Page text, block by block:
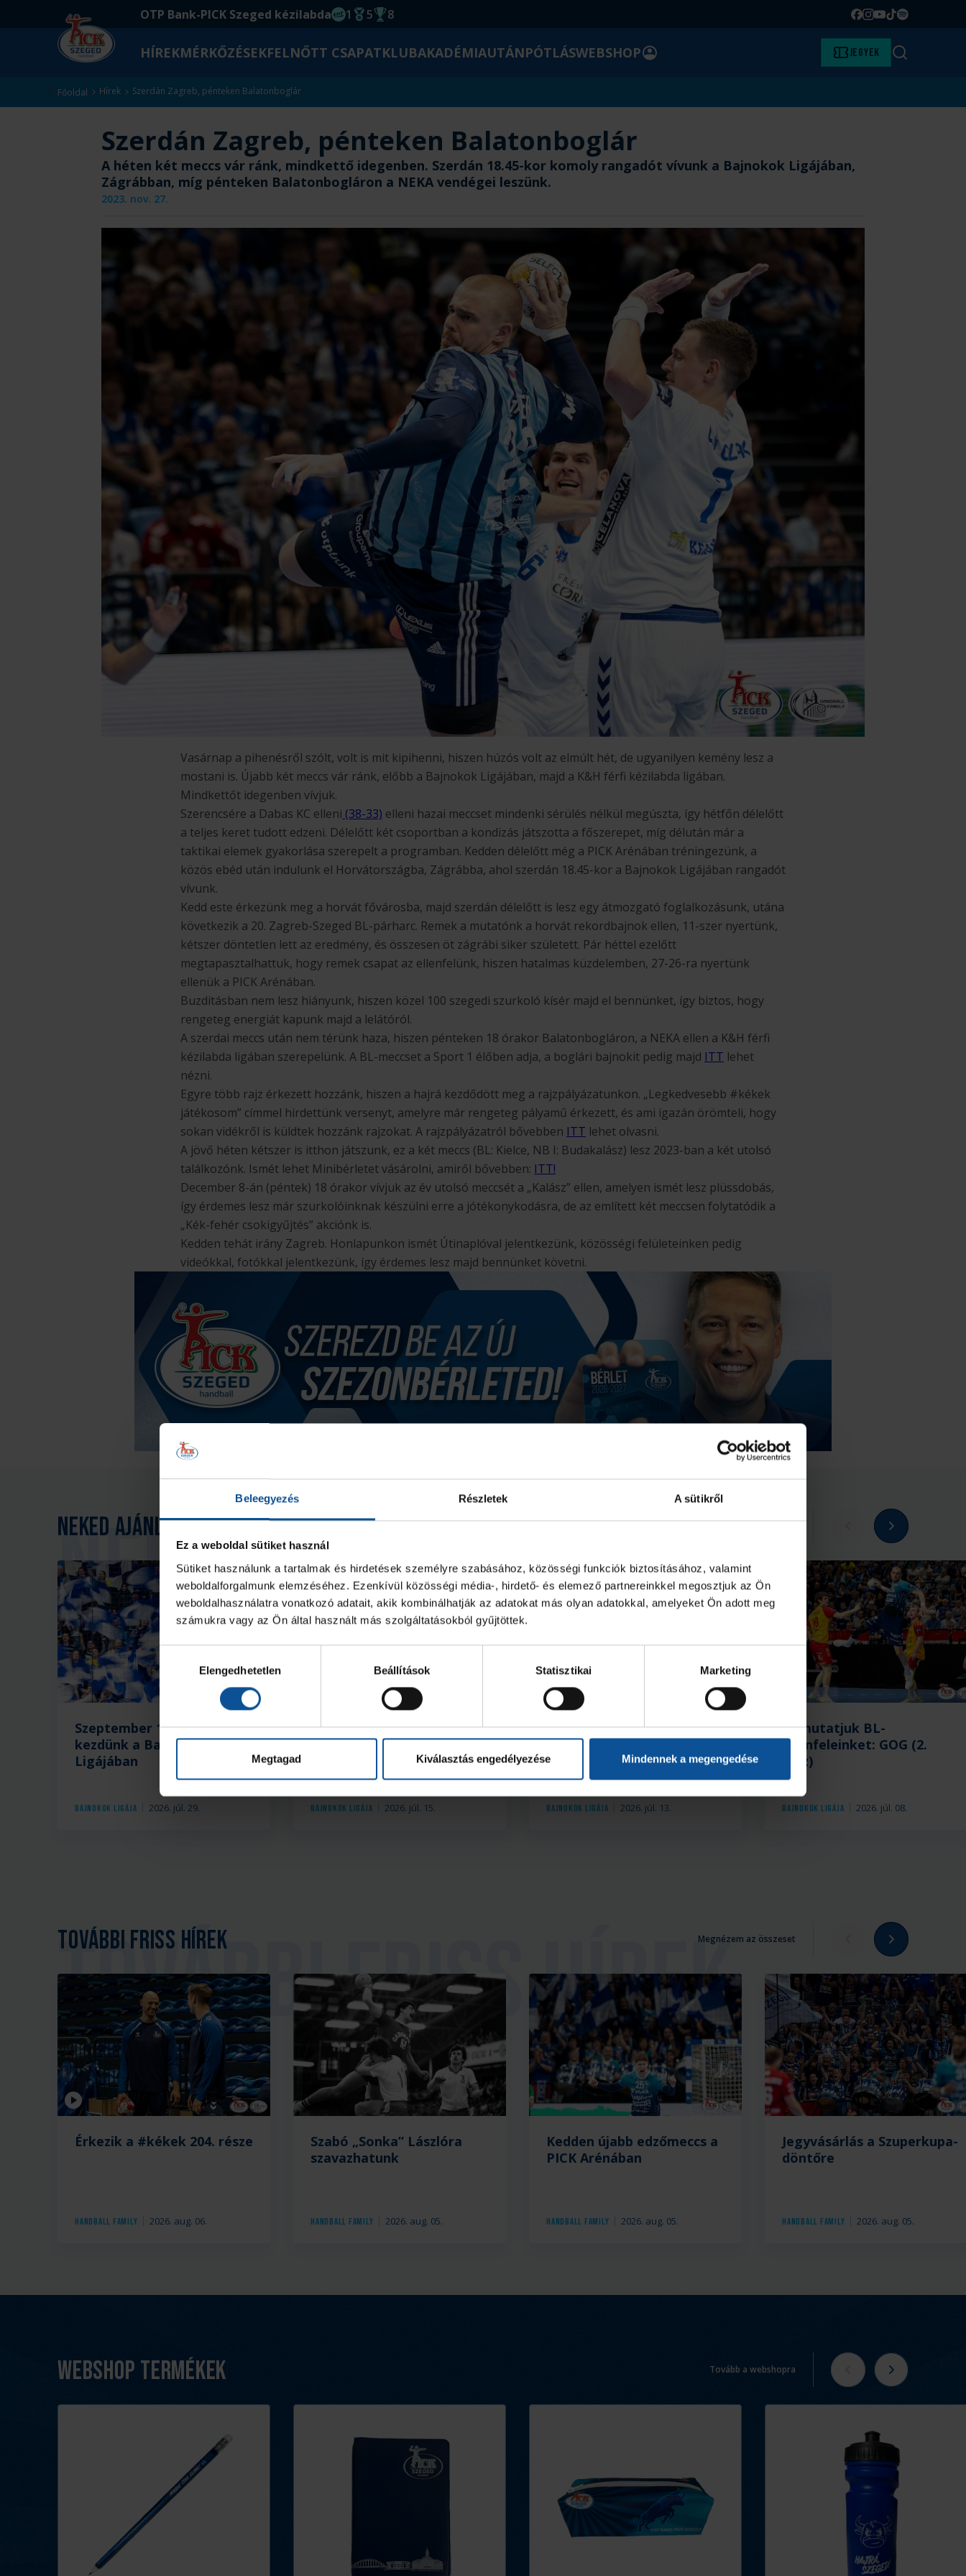
Beleegyezés Részletek A sütikről
Ez a weboldal sütiket használ
Sütiket használunk a tartalmak és hirdetések személyre szabásához, közösségi funkciók biztosításához, valamint
weboldalforgalmunk elemzéséhez. Ezenkívül közösségi média-, hirdető- és elemező partnereinkkel megosztjuk az Ön
weboldalhasználatra vonatkozó adatait, akik kombinálhatják az adatokat más olyan adatokkal, amelyeket Ön adott meg
számukra vagy az Ön által használt más szolgáltatásokból gyűjtöttek.
kiválasztásaElengedhetetlen Beállítások Statisztikai Marketing
Megtagad Kiválasztás engedélyezése Mindennek a megengedése
OTP Bank-PICK Szeged kézilabda
EHF kupagyőzelem 2014
1
Magyar Bajnoki cím
5
Magyar-Kupa győzelem
8 Facebook
Instagram
YouTube
TikTok
Spotify
HÍREKMÉRKŐZÉSEKFELNŐTT CSAPATKLUBAKADÉMIAUTÁNPÓTLÁSWEBSHOPBELÉPÉS Jegyek Keresés
Főoldal Hírek Szerdán Zagreb, pénteken Balatonboglár
Szerdán Zagreb, pénteken Balatonboglár
A héten két meccs vár ránk, mindkettő idegenben. Szerdán 18.45-kor komoly rangadót vívunk a Bajnokok Ligájában,
Zágrábban, míg pénteken Balatonbogláron a NEKA vendégei leszünk.
2023. nov. 27.
Vasárnap a pihenésről szólt, volt is mit kipihenni, hiszen húzós volt az elmúlt hét, de ugyanilyen kemény lesz a
mostani is. Újabb két meccs vár ránk, előbb a Bajnokok Ligájában, majd a K&H férfi kézilabda ligában.
Mindkettőt idegenben vívjuk.
Szerencsére a Dabas KC elleni (38-33) elleni hazai meccset mindenki sérülés nélkül megúszta, így hétfőn délelőtt
a teljes keret tudott edzeni. Délelőtt két csoportban a kondizás játszotta a főszerepet, míg délután már a
taktikai elemek gyakorlása szerepelt a programban. Kedden délelőtt még a PICK Arénában tréningezünk, a
közös ebéd után indulunk el Horvátországba, Zágrábba, ahol szerdán 18.45-kor a Bajnokok Ligájában rangadót
vívunk.
Kedd este érkezünk meg a horvát fővárosba, majd szerdán délelőtt is lesz egy átmozgató foglalkozásunk, utána
következik a 20. Zagreb-Szeged BL-párharc. Remek a mutatónk a horvát rekordbajnok ellen, 11-szer nyertünk,
kétszer döntetlen lett az eredmény, és összesen öt zágrábi siker született. Pár héttel ezelőtt
megtapasztalhattuk, hogy remek csapat az ellenfelünk, hiszen hatalmas küzdelemben, 27-26-ra nyertünk
ellenük a PICK Arénában.
Buzdításban nem lesz hiányunk, hiszen közel 100 szegedi szurkoló kísér majd el bennünket, így biztos, hogy
rengeteg energiát kapunk majd a lelátóról.
A szerdai meccs után nem térünk haza, hiszen pénteken 18 órakor Balatonbogláron, a NEKA ellen a K&H férfi
kézilabda ligában szerepelünk. A BL-meccset a Sport 1 élőben adja, a boglári bajnokit pedig majd ITT lehet
nézni.
Egyre több rajz érkezett hozzánk, hiszen a hajrá kezdődött meg a rajzpályázatunkon. „Legkedvesebb #kékek
játékosom” címmel hirdettünk versenyt, amelyre már rengeteg pályamű érkezett, és ami igazán örömteli, hogy
sokan vidékről is küldtek hozzánk rajzokat. A rajzpályázatról bővebben ITT lehet olvasni.
A jövő héten kétszer is itthon játszunk, ez a két meccs (BL: Kielce, NB I: Budakalász) lesz 2023-ban a két utolsó
találkozónk. Ismét lehet Minibérletet vásárolni, amiről bővebben: ITT!
December 8-án (péntek) 18 órakor vívjuk az év utolsó meccsét a „Kalász” ellen, amelyen ismét lesz plüssdobás,
így érdemes lesz már szurkolóinknak készülni erre a jótékonykodásra, de az említett két meccsen folytatódik a
„Kék-fehér csokigyűjtés” akciónk is.
Kedden tehát irány Zagreb. Honlapunkon ismét Útinaplóval jelentkezünk, közösségi felületeinken pedig
videókkal, fotókkal jelentkezünk, így érdemes lesz majd bennünket követni.
Neked ajánljuk
Bajnokok Ligája 2026. júl. 29.
Szeptember 10-én itthon
kezdünk a Bajnokok
Ligájában
Bajnokok Ligája 2026. júl. 15.
Bemutatjuk BL-
ellenfeleinket IFK
Kristianstad (3. rész)
Bajnokok Ligája 2026. júl. 13.
A Kristianstad ellen
kezdünk a Bajnokok
Ligájában
Bajnokok Ligája 2026. júl. 08.
Bemutatjuk BL-
ellenfeleinket: GOG (2.
rész)
További friss hírek Megnézem az összeset
Videó
Handball Family 2026. aug. 06.
Érkezik a #kékek 204. része
Handball Family 2026. aug. 05.
Szabó „Sonka” Lászlóra
szavazhatunk
Handball Family 2026. aug. 05.
Kedden újabb edzőmeccs a
PICK Arénában
Handball Family 2026. aug. 05.
Jegyvásárlás a Szuperkupa-
döntőre
Webshop termékek Tovább a webshopra